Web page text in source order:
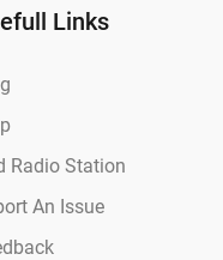
Links
Radio Station
An Issue